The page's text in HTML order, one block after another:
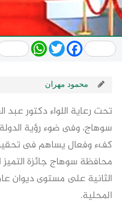
WhatsApp
TwitterFacebook
محمود مهران
تحت رعاية اللواء دكتور عبد
سوهاج، وفى ضوء رؤية
كفء وفعال يساهم فى
محافظة سوهاج جائزة
الثانية على مستوى ديوان
المحلية.